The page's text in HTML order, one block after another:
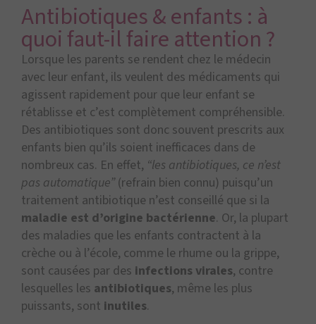
Antibiotiques & enfants : à
quoi faut-il faire attention ?
Lorsque les parents se rendent chez le médecin
avec leur enfant, ils veulent des médicaments qui
agissent rapidement pour que leur enfant se
rétablisse et c’est complètement compréhensible.
Des antibiotiques sont donc souvent prescrits aux
enfants bien qu’ils soient inefficaces dans de
nombreux cas. En effet, “les antibiotiques, ce n’est
pas automatique”(refrain bien connu) puisqu’un
traitement antibiotique n’est conseillé que si la
maladie est d’origine bactérienne. Or, la plupart
des maladies que les enfants contractent à la
crèche ou à l’école, comme le rhume ou la grippe,
sont causées par des infections virales, contre
lesquelles les antibiotiques, même les plus
puissants, sont inutiles.